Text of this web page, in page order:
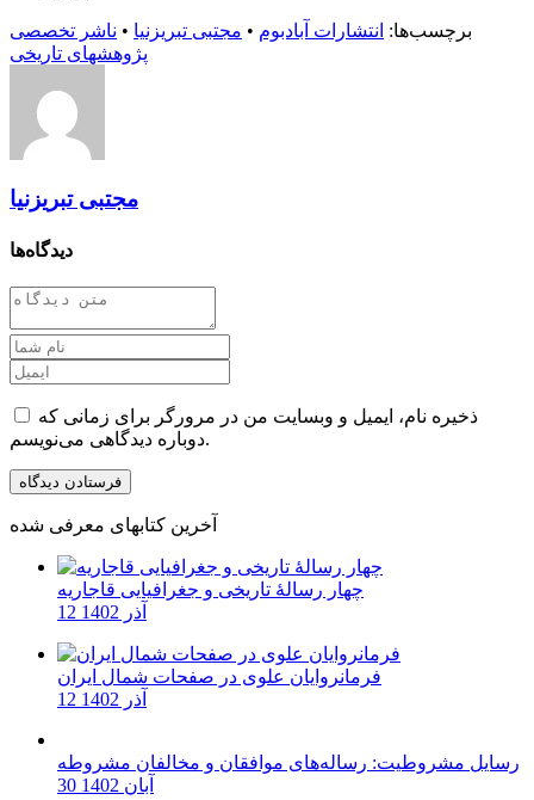
برچسب‌ها: انتشارات آبادبوم • مجتبی تبریزنیا • ناشر تخصصی
پژوهشهای تاریخی
مجتبی تبریزنیا
دیدگاه‌ها
ذخیره نام، ایمیل و وبسایت من در مرورگر برای زمانی که
دوباره دیدگاهی می‌نویسم.
آخرین کتابهای معرفی شده
چهار رسالۀ تاریخی و جغرافیایی قاجاریه
12 آذر 1402
فرمانروایان علوی در صفحات شمال ایران
12 آذر 1402
رسایل مشروطیت: رساله‌های موافقان و مخالفان مشروطه
30 آبان 1402